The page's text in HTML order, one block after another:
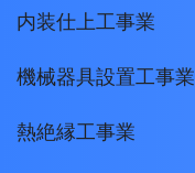
内装仕上工事業
機械器具設置工事業
熱絶縁工事業